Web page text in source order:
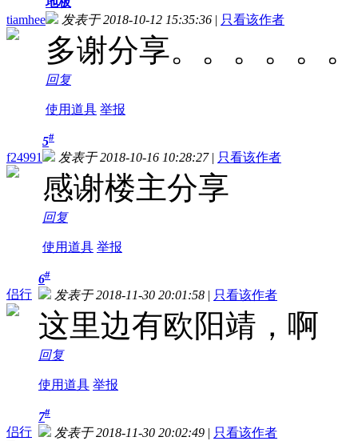
tiamhee
发表于 2018-10-12 15:35:36 | 只看该作者
多谢分享。。。。。
回复
使用道具 举报
f24991
5#
发表于 2018-10-16 10:28:27 | 只看该作者
感谢楼主分享
回复
使用道具 举报
侣行
6#
发表于 2018-11-30 20:01:58 | 只看该作者
这里边有欧阳靖，啊
回复
使用道具 举报
侣行
7#
发表于 2018-11-30 20:02:49 | 只看该作者